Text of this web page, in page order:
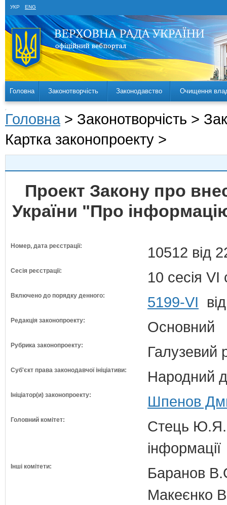
УКР ENG
Головна Законотворчість Законодавство Очищення
Головна > Законотворчість >
Картка законопроекту >
Проект Закону про
України "Про
Номер, дата реєстрації: 10512 від
Сесія реєстрації: 10 сесія VI
Включено до порядку денного: 5199-VI
Редакція законопроекту: Основний
Рубрика законопроекту: Галузевий
Суб'єкт права законодавчої ініціативи: Народний
Ініціатор(и) законопроекту: Шпенов
Головний комітет:
Стець Ю.Я.
інформації
Інші комітети:
Баранов
Макеєнко